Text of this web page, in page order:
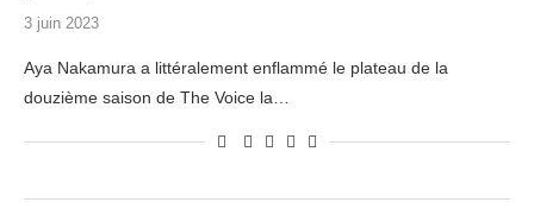
3 juin 2023
Aya Nakamura a littéralement enflammé le plateau de la
douzième saison de The Voice la…